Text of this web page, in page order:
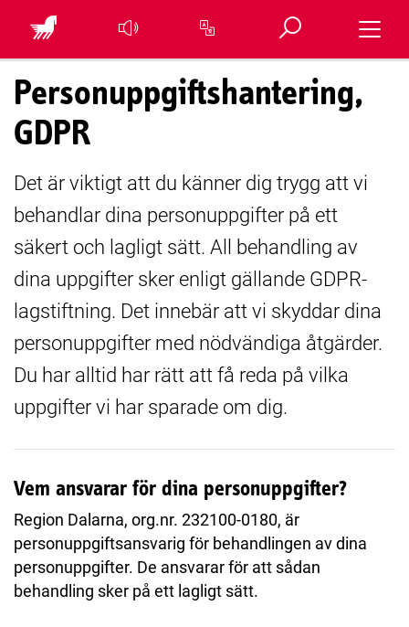
Översätt sidan Öppna
Personuppgiftshantering,
GDPR
Det är viktigt att du känner dig trygg att vi
behandlar dina personuppgifter på ett
säkert och lagligt sätt. All behandling av
dina uppgifter sker enligt gällande GDPR-
lagstiftning. Det innebär att vi skyddar dina
personuppgifter med nödvändiga åtgärder.
Du har alltid har rätt att få reda på vilka
uppgifter vi har sparade om dig.
Vem ansvarar för dina personuppgifter?
Region Dalarna, org.nr. 232100-0180, är
personuppgiftsansvarig för behandlingen av dina
personuppgifter. De ansvarar för att sådan
behandling sker på ett lagligt sätt.